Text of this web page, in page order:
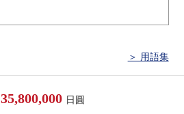
＞ 用語集
35,800,000 日圓